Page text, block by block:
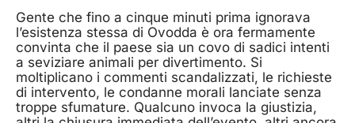
Gente che fino a cinque minuti prima ignorava
l’esistenza stessa di Ovodda è ora fermamente
convinta che il paese sia un covo di sadici intenti
a seviziare animali per divertimento. Si
moltiplicano i commenti scandalizzati, le richieste
di intervento, le condanne morali lanciate senza
troppe sfumature. Qualcuno invoca la giustizia,